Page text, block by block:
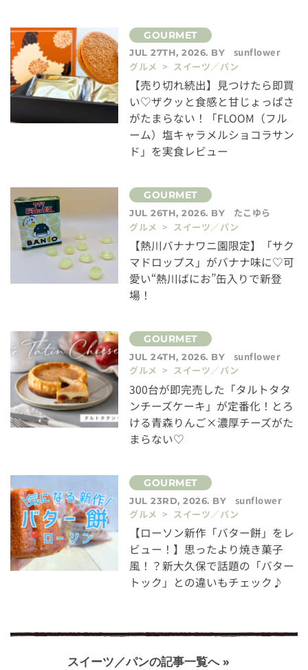
JUL 27TH, 2026. BY
sunflower
グルメ > スイーツ／パン
【売り切れ続出】見つけたら即買
い♡ザクッと食感と甘じょっぱさ
がたまらない！「FLOOM（フル
ーム）塩キャラメルショコラサン
ド」を実食レビュー
JUL 26TH, 2026. BY
たこゆら
グルメ > スイーツ／パン
【熱川バナナワニ園限定】「サク
マドロップス」がバナナ味に♡可
愛い“熱川ばにお”缶入りで新登
場！
JUL 24TH, 2026. BY
sunflower
グルメ > スイーツ／パン
300台が即完売した「タルトタタ
ンチーズケーキ」が定番化！とろ
ける青森りんご×濃厚チーズがた
まらない♡
JUL 23RD, 2026. BY
sunflower
グルメ > スイーツ／パン
【ローソン新作「バター餅」をレ
ビュー！】思ったより焼き菓子
風！？新大久保で話題の「バター
トック」との違いもチェック♪
スイーツ／パンの記事一覧へ »